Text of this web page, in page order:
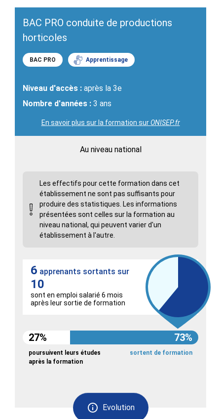
BAC PRO conduite de productions
horticoles
BAC PRO Apprentissage
Niveau d'accès : après la 3e
Nombre d'années : 3 ans
En savoir plus sur la formation surONISEP.fr
Au niveau national
Les effectifs pour cette formation dans cet
établissement ne sont pas suffisants pour
produire des statistiques. Les informations
présentées sont celles sur la formation au
niveau national, qui peuvent varier d'un
établissement à l'autre.
Evolution
6 apprenants sortants sur
10
sont en emploi salarié 6 mois
après leur sortie de formation
27% 73%
poursuivent leurs études
après la formation
sortent de formation